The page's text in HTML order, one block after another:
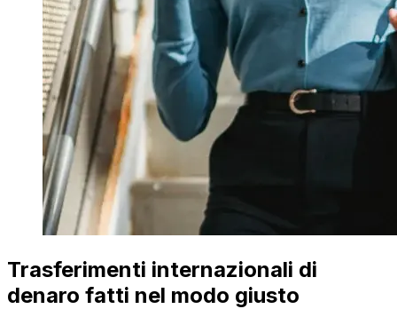
Trasferimenti internazionali di
denaro fatti nel modo giusto